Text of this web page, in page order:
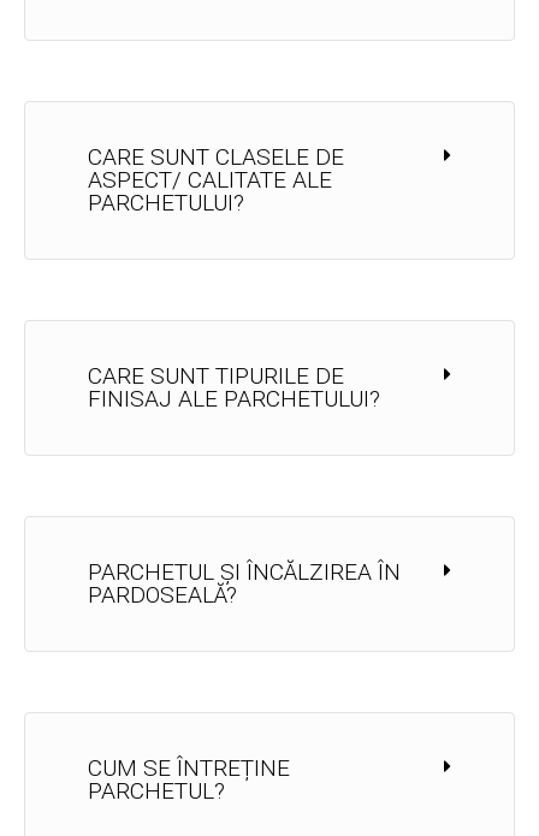
CARE SUNT CLASELE DE
ASPECT/ CALITATE ALE
PARCHETULUI?
CARE SUNT TIPURILE DE
FINISAJ ALE PARCHETULUI?
PARCHETUL ȘI ÎNCĂLZIREA ÎN
PARDOSEALĂ?
CUM SE ÎNTREȚINE
PARCHETUL?